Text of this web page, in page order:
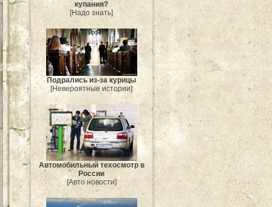
купания?
[Надо знать]
Подрались из-за курицы
[Невероятные истории]
Автомобильный техосмотр в
России
[Авто новости]